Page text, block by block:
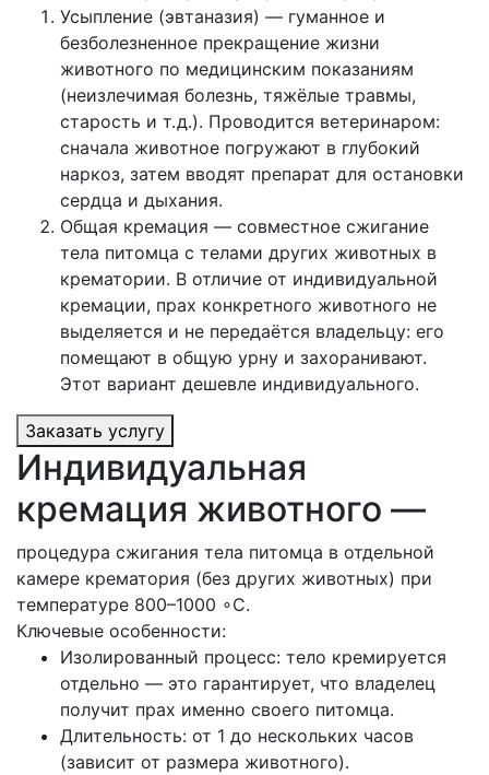
Усыпление (эвтаназия) — гуманное и
безболезненное прекращение жизни
животного по медицинским показаниям
(неизлечимая болезнь, тяжёлые травмы,
старость и т. д.). Проводится ветеринаром:
сначала животное погружают в глубокий
наркоз, затем вводят препарат для остановки
сердца и дыхания.
Общая кремация — совместное сжигание
тела питомца с телами других животных в
крематории. В отличие от индивидуальной
кремации, прах конкретного животного не
выделяется и не передаётся владельцу: его
помещают в общую урну и захоранивают.
Этот вариант дешевле индивидуального.
Заказать услугу
Индивидуальная
кремация животного —
процедура сжигания тела питомца в отдельной
камере крематория (без других животных) при
температуре 800–1000 ∘C.
Ключевые особенности:
Изолированный процесс: тело кремируется
отдельно — это гарантирует, что владелец
получит прах именно своего питомца.
Длительность: от 1 до нескольких часов
(зависит от размера животного).